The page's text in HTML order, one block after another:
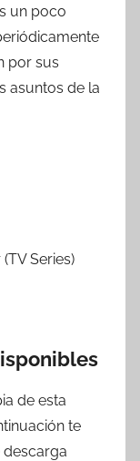
un poco
por sus
asuntos de la
Series)
de esta
te